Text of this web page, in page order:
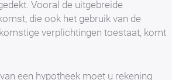
Vooral de uitgebreide
die ook het gebruik van de
verplichtingen toestaat, komt
een hypotheek moet u rekening